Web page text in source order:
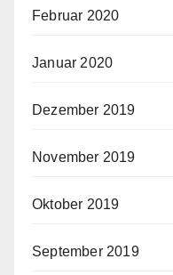
Februar 2020
Januar 2020
Dezember 2019
November 2019
Oktober 2019
September 2019